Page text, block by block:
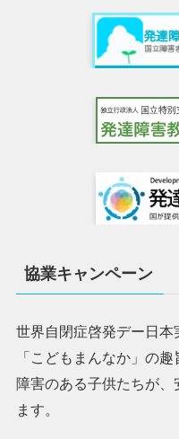
協業キャンペーン
世界自閉症啓発デー日
「こどもまんなか」の
障害のある子供たちが
ます。